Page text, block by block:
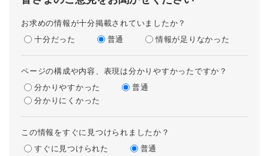
お求めの情報が十分掲載されていましたか？
十分だった
普通 情報が足りなかった
ページの構成や内容、表現は分かりやすかったですか？
分かりやすかった
普通
分かりにくかった
この情報をすぐに見つけられましたか？
すぐに見つけられた
普通